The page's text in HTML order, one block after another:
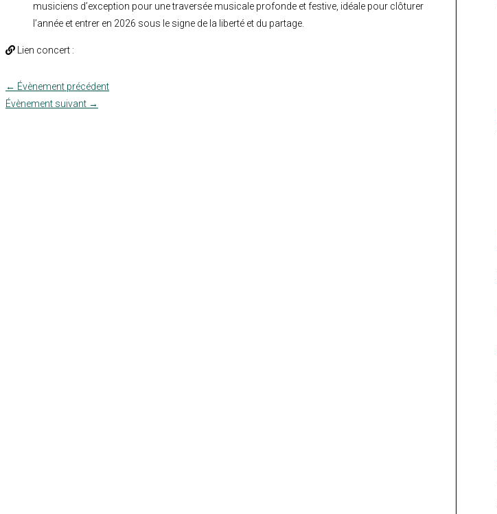
musiciens d’exception pour une traversée musicale profonde et festive, idéale pour clôturer
l’année et entrer en 2026 sous le signe de la liberté et du partage.
Lien concert :
← Évènement précédent
Évènement suivant →